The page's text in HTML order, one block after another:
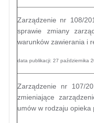
Zarządzenie nr 108/
sprawie zmiany
warunków zawierania i
data publikacji: 27 października
Zarządzenie nr 107/
zmieniające
umów w rodzaju opieka